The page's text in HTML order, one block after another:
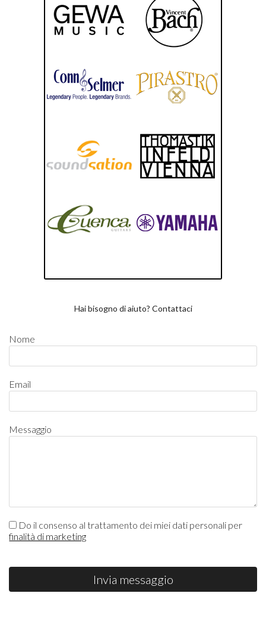
Hai bisogno di aiuto? Contattaci
Nome
Email
Messaggio
Do il consenso al trattamento dei miei dati personali per
finalità di marketing
Invia messaggio